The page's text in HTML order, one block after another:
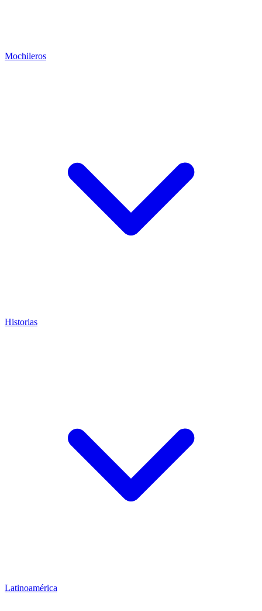
Mochileros
Historias
Latinoamérica